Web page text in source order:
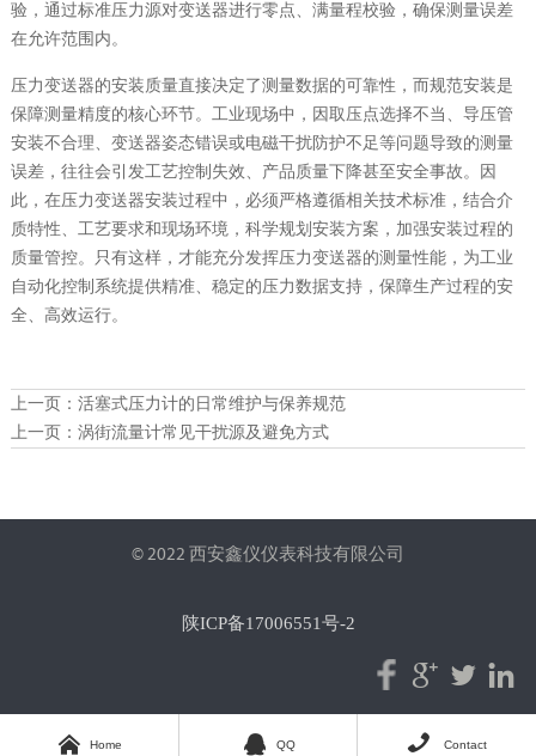
验，通过标准压力源对变送器进行零点、满量程校验，确保测量误差
在允许范围内。
压力变送器的安装质量直接决定了测量数据的可靠性，而规范安装是
保障测量精度的核心环节。工业现场中，因取压点选择不当、导压管
安装不合理、变送器姿态错误或电磁干扰防护不足等问题导致的测量
误差，往往会引发工艺控制失效、产品质量下降甚至安全事故。因
此，在压力变送器安装过程中，必须严格遵循相关技术标准，结合介
质特性、工艺要求和现场环境，科学规划安装方案，加强安装过程的
质量管控。只有这样，才能充分发挥压力变送器的测量性能，为工业
自动化控制系统提供精准、稳定的压力数据支持，保障生产过程的安
全、高效运行。
上一页： 活塞式压力计的日常维护与保养规范
上一页： 涡街流量计常见干扰源及避免方式
© 2022 西安鑫仪仪表科技有限公司
陕ICP备17006551号-2
  
 Home  QQ  Contact